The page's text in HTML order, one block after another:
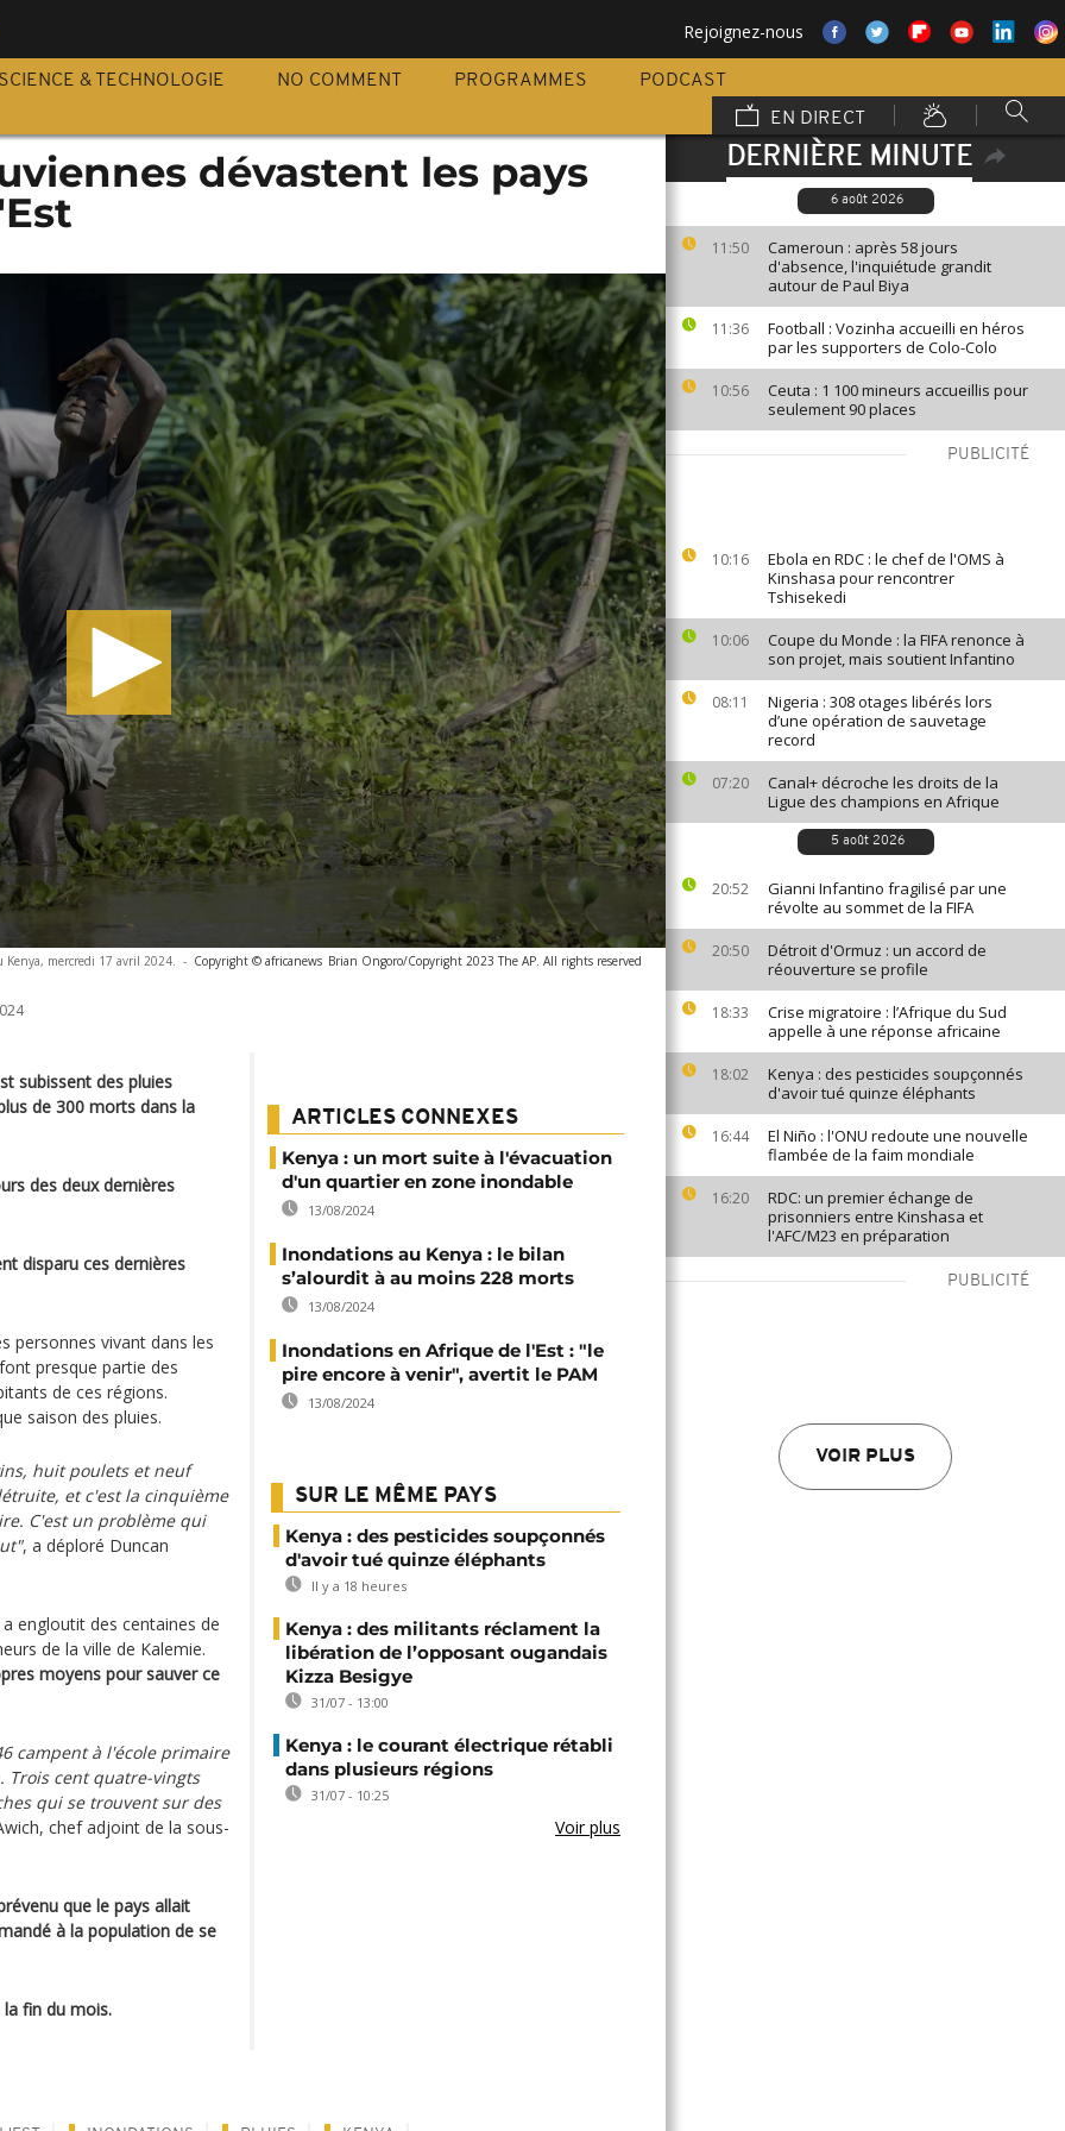
Rejoignez-nous
SCIENCE & TECHNOLOGIE NO COMMENT PROGRAMMES
PODCAST
EN DIRECT
DERNIÈRE MINUTE
6 août 2026
11:50
Cameroun : après 58 jours
d'absence, l'inquiétude grandit
autour de Paul Biya
11:36
Football : Vozinha accueilli en héros
par les supporters de Colo-Colo
10:56
Ceuta : 1 100 mineurs accueillis pour
seulement 90 places
PUBLICITÉ
10:16
Ebola en RDC : le chef de l'OMS à
Kinshasa pour rencontrer
Tshisekedi
10:06
Coupe du Monde : la FIFA renonce à
son projet, mais soutient Infantino
08:11
Nigeria : 308 otages libérés lors
d’une opération de sauvetage
record
07:20
Canal+ décroche les droits de la
Ligue des champions en Afrique
5 août 2026
20:52
Gianni Infantino fragilisé par une
révolte au sommet de la FIFA
20:50
Détroit d'Ormuz : un accord de
réouverture se profile
18:33
Crise migratoire : l’Afrique du Sud
appelle à une réponse africaine
18:02
Kenya : des pesticides soupçonnés
d'avoir tué quinze éléphants
16:44
El Niño : l'ONU redoute une nouvelle
flambée de la faim mondiale
16:20
RDC: un premier échange de
prisonniers entre Kinshasa et
l'AFC/M23 en préparation
PUBLICITÉ
VOIR PLUS
dévastent les pays
mercredi 17 avril 2024. - Copyright © africanews Brian Ongoro/Copyright 2023 The AP. All rights reserved
subissent des pluies
de 300 morts dans la
des deux dernières
disparu ces dernières
personnes vivant dans les
presque partie des
de ces régions.
saison des pluies.
huit poulets et neuf
et c'est la cinquième
C'est un problème qui
, a déploré Duncan
engloutit des centaines de
de la ville de Kalemie.
moyens pour sauver ce
campent à l'école primaire
Trois cent quatre-vingts
qui se trouvent sur des
chef adjoint de la sous-
que le pays allait
à la population de se
fin du mois.
ARTICLES CONNEXES
Kenya : un mort suite à l'évacuation
d'un quartier en zone inondable
13/08/2024
Inondations au Kenya : le bilan
s’alourdit à au moins 228 morts
13/08/2024
Inondations en Afrique de l'Est : "le
pire encore à venir", avertit le PAM
13/08/2024
SUR LE MÊME PAYS
Kenya : des pesticides soupçonnés
d'avoir tué quinze éléphants
Il y a 18 heures
Kenya : des militants réclament la
libération de l’opposant ougandais
Kizza Besigye
31/07 - 13:00
Kenya : le courant électrique rétabli
dans plusieurs régions
31/07 - 10:25
Voir plus